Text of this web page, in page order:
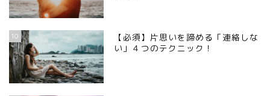
10
【必須】片思いを諦める「連絡しな
い」４つのテクニック！